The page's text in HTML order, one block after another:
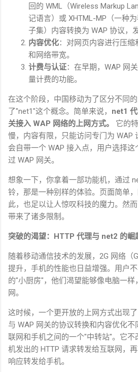
回的 WML （Wireless Markup
记语言）或 XHTML-MP （一种
子集）内容转换为 WAP 协议，
内容优化：对网页内容进行压
和网络带宽。
计费与认证：在早期， WAP 网
量计费的功能。
在这个阶段，中国移动为了区分不同
了"net1"这个概念。简单来说， net1
关接入 WAP 网络的上网方式。
它的
慢，内容有限，只能访问专门为 WAP
会自带一个 WAP 接入点，用户选择这
过 WAP 网关。
想象一下，你拿着一部功能机，通过
铃，那是一种别样的体验。页面简单
此，也足以让人惊叹科技的魔力。然而
带来了诸多限制。
突破的渴望： HTTP 代理与 net2 的崛
随着移动通信技术的发展， 2G 网络（
提升，手机的性能也日益增强。用户
的"小厨房"，他们渴望能够像电脑一
网。
这时候，一个更开放的上网方式出现
与 WAP 网关的协议转换和内容优化不
联网和手机之间的一个"中转站"。它不
机发出的 HTTP 请求转发给互联网，
响应转发给手机。